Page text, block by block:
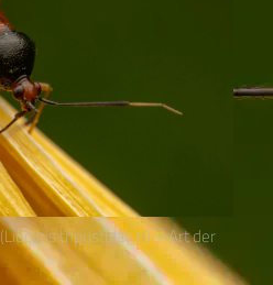
(Liocoris tripustulatus) – Art der